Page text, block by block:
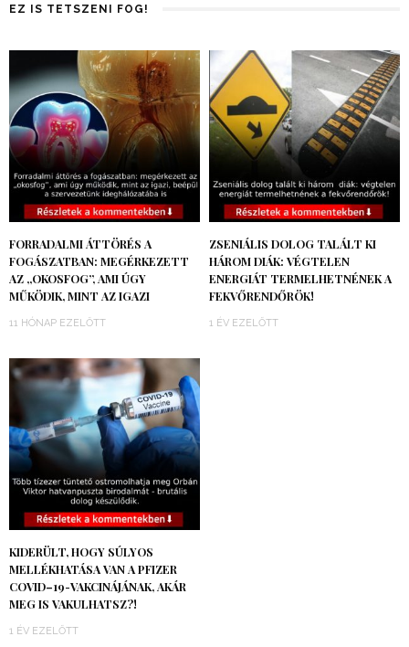
EZ IS TETSZENI FOG!
FORRADALMI ÁTTÖRÉS A
FOGÁSZATBAN: MEGÉRKEZETT
AZ „OKOSFOG”, AMI ÚGY
MŰKÖDIK, MINT AZ IGAZI
11 HÓNAP EZELŐTT
ZSENIÁLIS DOLOG TALÁLT KI
HÁROM DIÁK: VÉGTELEN
ENERGIÁT TERMELHETNÉNEK A
FEKVŐRENDŐRÖK!
1 ÉV EZELŐTT
KIDERÜLT, HOGY SÚLYOS
MELLÉKHATÁSA VAN A PFIZER
COVID–19-VAKCINÁJÁNAK, AKÁR
MEG IS VAKULHATSZ?!
1 ÉV EZELŐTT